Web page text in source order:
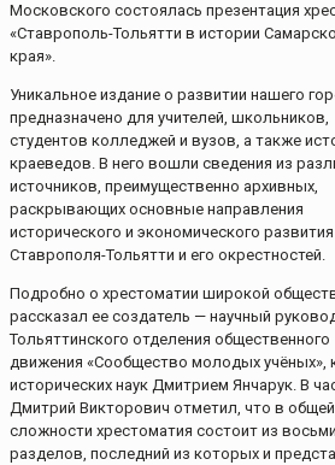
Московского состоялась презентация
«Ставрополь-Тольятти в истории
края».
Уникальное издание о развитии нашего
предназначено для учителей, школьников,
студентов колледжей и вузов, а также
краеведов. В него вошли сведения из
источников, преимущественно архивных,
раскрывающих основные направления
исторического и экономического развития
Ставрополя-Тольятти и его окрестностей.
Подробно о хрестоматии широкой
рассказал ее создатель — научный
Тольяттинского отделения общественного
движения «Сообщество молодых учёных»,
исторических наук Дмитрием Янчарук. В
Дмитрий Викторович отметил, что в общей
сложности хрестоматия состоит из восьми
разделов, последний из которых и